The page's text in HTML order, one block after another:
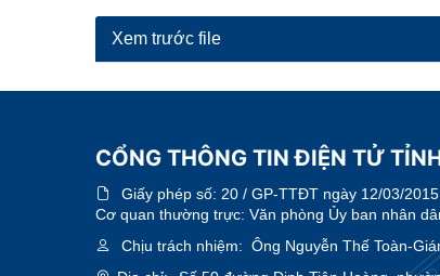
Xem trước file
CỔNG THÔNG TIN ĐIỆN TỬ
Giấy phép số: 20 / GP-TTĐT ngày 12/03/
Cơ quan thường trực: Văn phòng Ủy ban nhân
Chịu trách nhiệm: Ông Nguyễn Thế Toàn-